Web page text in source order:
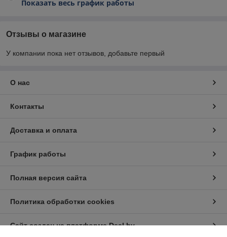
Показать весь график работы
Отзывы о магазине
У компании пока нет отзывов, добавьте первый
О нас
Контакты
Доставка и оплата
График работы
Полная версия сайта
Политика обработки cookies
Сайт создан на платформе Deal.by